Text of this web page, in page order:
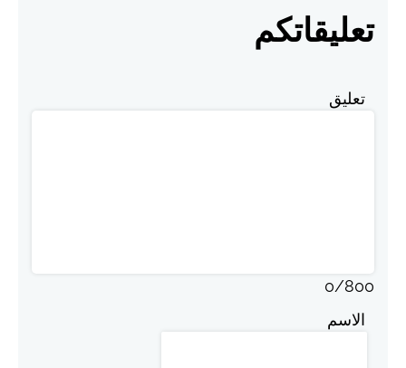
تعليقاتكم
تعليق
0/800
الاسم